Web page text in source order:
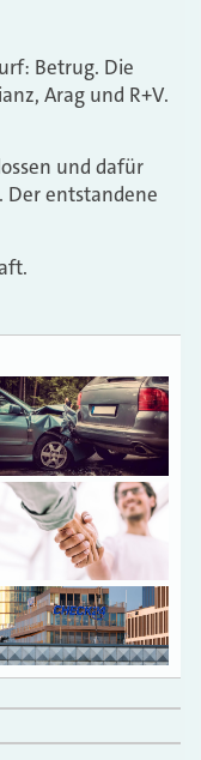
Betrug. Die
Arag und R+V.
und dafür
Der entstandene